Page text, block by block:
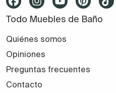
Todo Muebles de Baño
Quiénes somos
Opiniones
Preguntas frecuentes
Contacto